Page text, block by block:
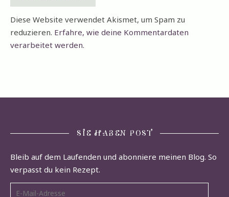
Diese Website verwendet Akismet, um Spam zu
reduzieren. Erfahre, wie deine Kommentardaten
verarbeitet werden.
SIE HABEN POST
Bleib auf dem Laufenden und abonniere meinen Blog. So
verpasst du kein Rezept.
E-Mail-Adresse